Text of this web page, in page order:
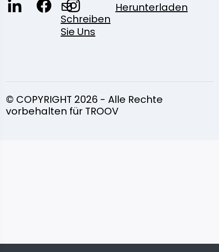
Schreiben
Sie Uns
Herunterladen
© COPYRIGHT 2026 - Alle Rechte
vorbehalten für TROOV